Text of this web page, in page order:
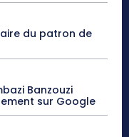
du patron de
Banzouzi
sur Google